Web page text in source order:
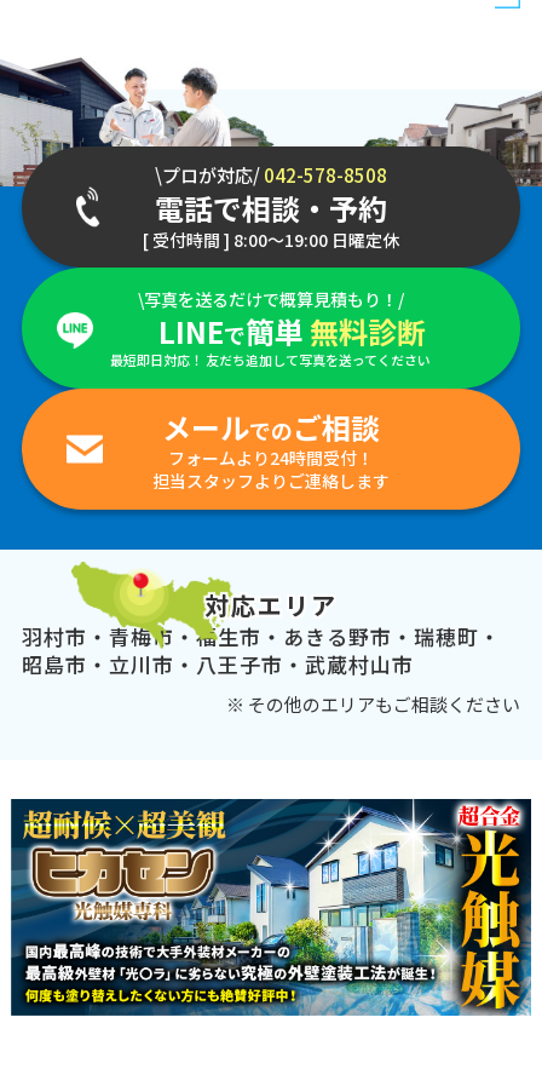
\プロが対応/042-578-8508
電話で相談・予約
[ 受付時間 ] 8:00～19:00 日曜定休
\写真を送るだけで概算見積もり！/
LINEで簡単 無料診断
最短即日対応！ 友だち追加して写真を送ってください
メールでのご相談
フォームより24時間受付！
担当スタッフよりご連絡します
対応エリア
羽村市・青梅市・福生市・あきる野市・瑞穂町・
昭島市・立川市・八王子市・武蔵村山市
※ その他のエリアもご相談ください